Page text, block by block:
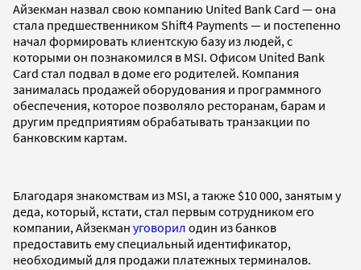
Айзекман назвал свою компанию United Bank Card — она
стала предшественником Shift4 Payments — и постепенно
начал формировать клиентскую базу из людей, с
которыми он познакомился в MSI. Офисом United Bank
Card стал подвал в доме его родителей. Компания
занималась продажей оборудования и программного
обеспечения, которое позволяло ресторанам, барам и
другим предприятиям обрабатывать транзакции по
банковским картам.
Благодаря знакомствам из MSI, а также $10 000, занятым у
деда, который, кстати, стал первым сотрудником его
компании, Айзекман уговорил один из банков
предоставить ему специальный идентификатор,
необходимый для продажи платежных терминалов.